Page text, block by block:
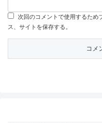
次回のコメントで使用するため
ス、サイトを保存する。